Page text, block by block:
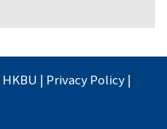
HKBU | Privacy Policy|